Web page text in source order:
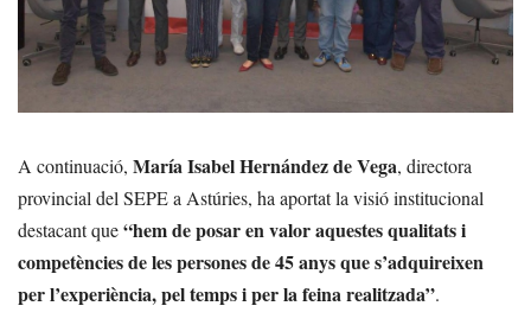
A continuació, María Isabel Hernández de Vega, directora
provincial del SEPE a Astúries, ha aportat la visió institucional
destacant que“hem de posar en valor aquestes qualitats i
competències de les persones de 45 anys que s’adquireixen
per l’experiència, pel temps i per la feina realitzada”.